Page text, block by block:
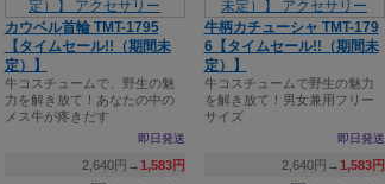
カウベル首輪 TMT-1795
【タイムセール!!（期間未
定）】
牛コスチュームで、野生の魅
力を解き放て！あなたの中の
メス牛が疼きだす
即日発送
2,640円→1,583円
牛柄カチューシャ TMT-179
6【タイムセール!!（期間未
定）】
牛コスチュームで野生の魅力
を解き放て！男女兼用フリー
サイズ
即日発送
2,640円→1,583円